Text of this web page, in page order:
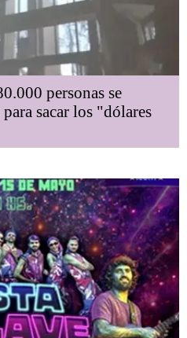
personas se
sacar los "dólares